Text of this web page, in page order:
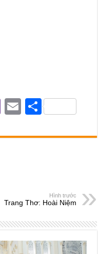
Vi
er
E
ail
S
ar
Hình trước
Trang Thơ: Hoài Niệm